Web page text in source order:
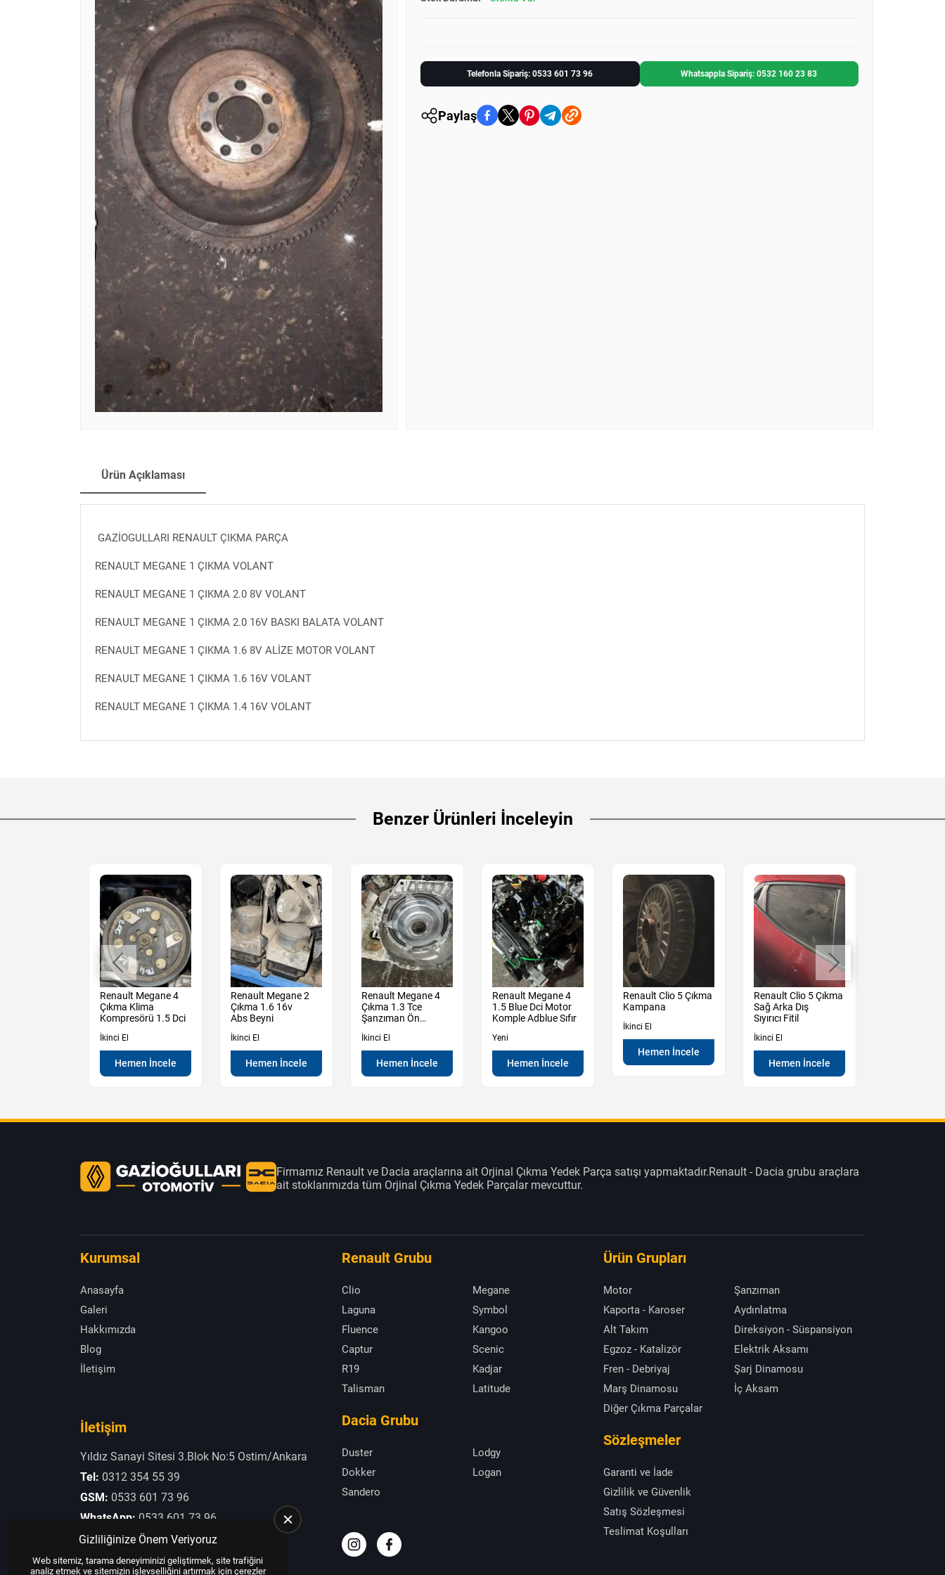
Telefonla Sipariş: 0533 601 73 96 Whatsappla Sipariş: 0532 160 23 83
Paylaş
Ürün Açıklaması
GAZİOGULLARI RENAULT ÇIKMA PARÇA
RENAULT MEGANE 1 ÇIKMA VOLANT
RENAULT MEGANE 1 ÇIKMA 2.0 8V VOLANT
RENAULT MEGANE 1 ÇIKMA 2.0 16V BASKI BALATA VOLANT
RENAULT MEGANE 1 ÇIKMA 1.6 8V ALİZE MOTOR VOLANT
RENAULT MEGANE 1 ÇIKMA 1.6 16V VOLANT
RENAULT MEGANE 1 ÇIKMA 1.4 16V VOLANT
Benzer Ürünleri İnceleyin
Renault Megane 4
Çıkma Klima
Kompresörü 1.5 Dci
İkinci El
Hemen İncele
Renault Megane 2
Çıkma 1.6 16v
Abs Beyni
İkinci El
Hemen İncele
Renault Megane 4
Çıkma 1.3 Tce
Şanzıman Ön
İkinci El
Hemen İncele
Renault Megane 4
1.5 Blue Dci Motor
Komple Adblue Sıfır
Yeni
Hemen İncele
Renault Clio 5 Çıkma
Kampana
İkinci El
Hemen İncele
Renault Clio 5 Çıkma
Sağ Arka Dış
Sıyırıcı Fitil
İkinci El
Hemen İncele
Firmamız Renault ve Dacia araçlarına ait Orjinal Çıkma Yedek Parça satışı yapmaktadır.Renault - Dacia grubu araçlara
ait stoklarımızda tüm Orjinal Çıkma Yedek Parçalar mevcuttur.
Kurumsal
Anasayfa
Galeri
Hakkımızda
Blog
İletişim
İletişim
Yıldız Sanayi Sitesi 3.Blok No:5 Ostim/Ankara
Tel: 0312 354 55 39
GSM: 0533 601 73 96
WhatsApp: 0533 601 73 96
E-Posta:otogaziogullari@hotmail.com
Renault Grubu
Clio
Megane
Laguna
Symbol
Fluence
Kangoo
Captur
Scenic
R19
Kadjar
Talisman
Latitude
Dacia Grubu
Duster
Lodgy
Dokker
Logan
Sandero
Ürün Grupları
Motor
Şanzıman
Kaporta - Karoser
Aydınlatma
Alt Takım
Direksiyon - Süspansiyon
Egzoz - Katalizör
Elektrik Aksamı
Fren - Debriyaj
Şarj Dinamosu
Marş Dinamosu
İç Aksam
Diğer Çıkma Parçalar
Sözleşmeler
Garanti ve İade
Gizlilik ve Güvenlik
Satış Sözleşmesi
Teslimat Koşulları
Gizliliğinize Önem Veriyoruz
Web sitemiz, tarama deneyiminizi geliştirmek, site trafiğini
analiz etmek ve sitemizin işlevselliğini artırmak için çerezler